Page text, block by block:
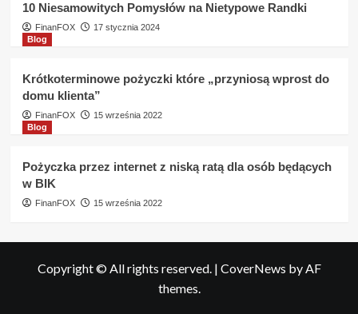
10 Niesamowitych Pomysłów na Nietypowe Randki
FinanFOX
17 stycznia 2024
Blog
Krótkoterminowe pożyczki które „przyniosą wprost do
domu klienta”
FinanFOX
15 września 2022
Blog
Pożyczka przez internet z niską ratą dla osób będących
w BIK
FinanFOX 15 września 2022
Copyright © All rights reserved. | CoverNews by AF
themes.